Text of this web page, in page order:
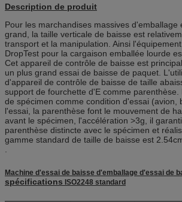
Description de produit
Pour les marchandises massives d'emballage
grand, la taille verticale de baisse est
transport et la manipulation. Ainsi
DropTest pour la cargaison emballée lourde
Cet appareil de contrôle de baisse est
un plus grand essai de baisse de paquet.
d'appareil de contrôle de baisse de taille
support de fourchette d'E comme
de spécimen comme condition d'essai (avion,
l'essai, la parenthèse font le mouvement de
avant le spécimen, l'accélération >3g, il
parenthèse distincte avec le spécimen et
gamme standard de taille de baisse est
Machine d'essai de baisse d'emballage d'essai de
spécifications ISO2248 standard